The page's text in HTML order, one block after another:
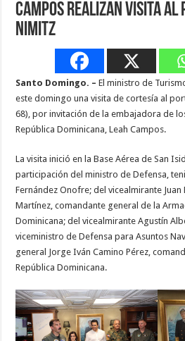
Campos realizan visita al
Nimitz
Santo Domingo. – El ministro de
este domingo una visita de cortesía al
68), por invitación de la embajadora de
República Dominicana, Leah Campos.
La visita inició en la Base Aérea de San
participación del ministro de Defensa,
Fernández Onofre; del vicealmirante
Martínez, comandante general de la
Dominicana; del vicealmirante Agustín
viceministro de Defensa para Asuntos
general Jorge Iván Camino Pérez,
República Dominicana.